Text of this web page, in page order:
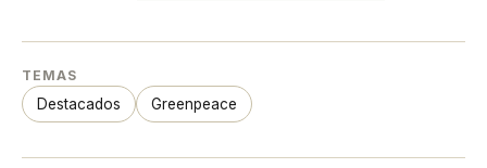
TEMAS
Destacados Greenpeace